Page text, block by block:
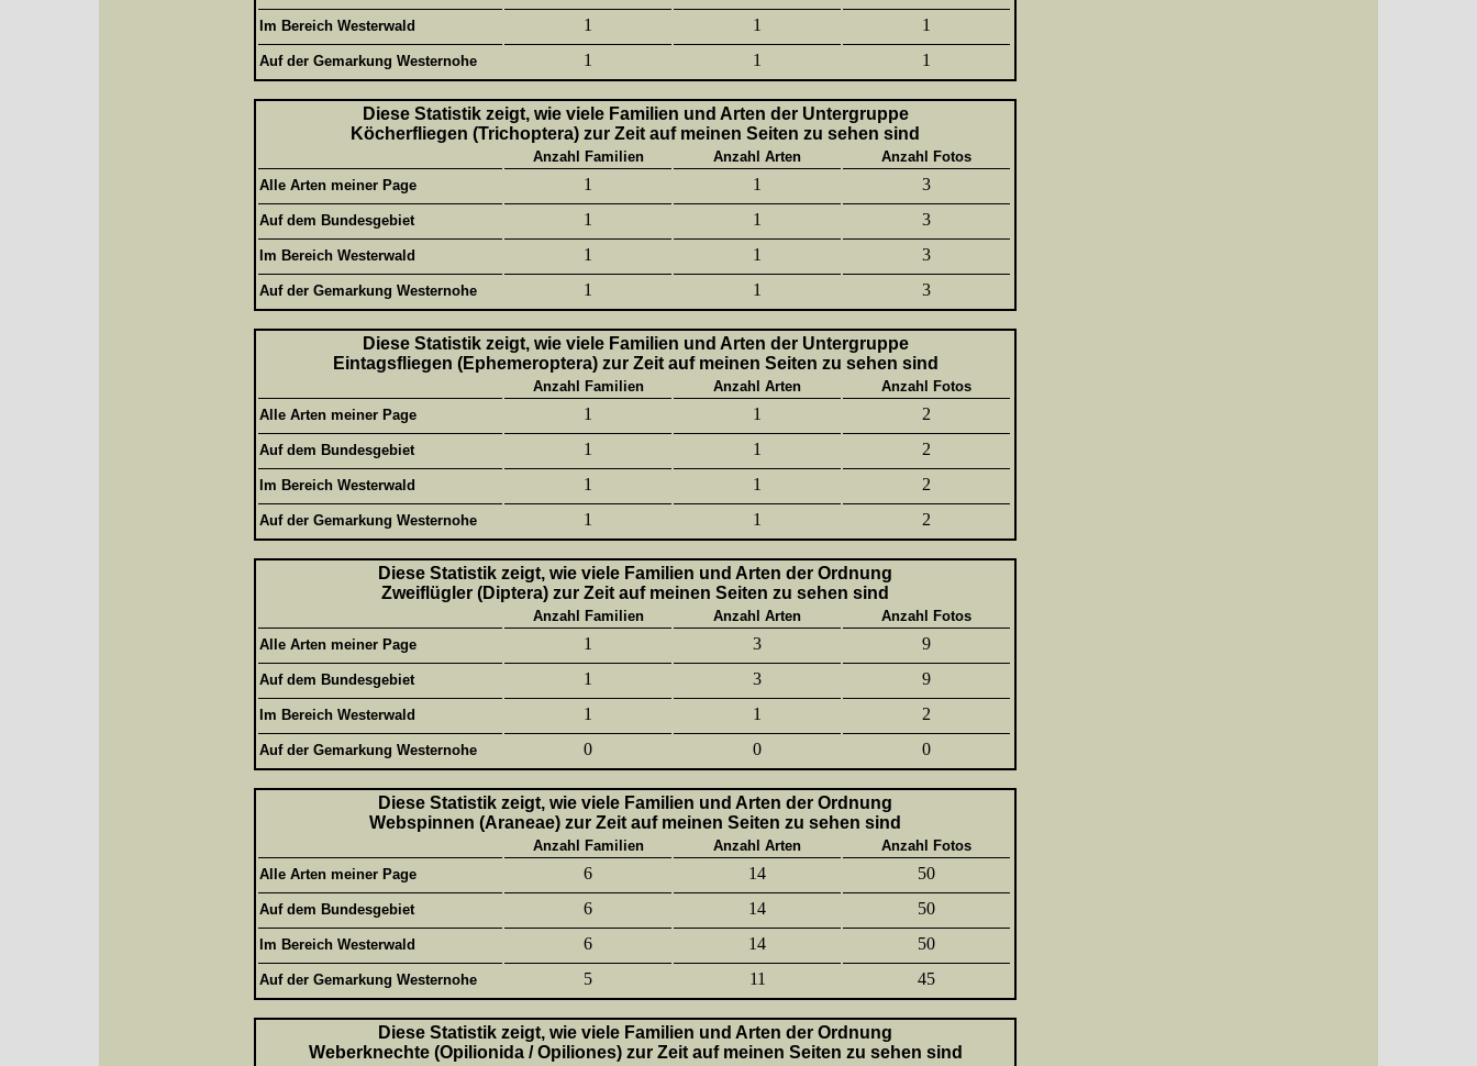
Im Bereich Westerwald 1 1 1
Auf der Gemarkung Westernohe 1 1 1
Diese Statistik zeigt, wie viele Familien und Arten der Untergruppe
Köcherfliegen (Trichoptera) zur Zeit auf meinen Seiten zu sehen sind
Anzahl Familien Anzahl Arten
Anzahl Fotos
Alle Arten meiner Page
1 1 3
Auf dem Bundesgebiet 1 1 3
Im Bereich Westerwald 1 1 3
Auf der Gemarkung Westernohe 1 1 3
Diese Statistik zeigt, wie viele Familien und Arten der Untergruppe
Eintagsfliegen (Ephemeroptera) zur Zeit auf meinen Seiten zu sehen sind
Anzahl Familien Anzahl Arten
Anzahl Fotos
Alle Arten meiner Page
1 1 2
Auf dem Bundesgebiet 1 1 2
Im Bereich Westerwald 1 1 2
Auf der Gemarkung Westernohe 1 1 2
Diese Statistik zeigt, wie viele Familien und Arten der Ordnung
Zweiflügler (Diptera) zur Zeit auf meinen Seiten zu sehen sind
Anzahl Familien Anzahl Arten
Anzahl Fotos
Alle Arten meiner Page
1 3 9
Auf dem Bundesgebiet 1 3 9
Im Bereich Westerwald 1 1 2
Auf der Gemarkung Westernohe 0 0 0
Diese Statistik zeigt, wie viele Familien und Arten der Ordnung
Webspinnen (Araneae) zur Zeit auf meinen Seiten zu sehen sind
Anzahl Familien Anzahl Arten
Anzahl Fotos
Alle Arten meiner Page
6 14 50
Auf dem Bundesgebiet 6 14 50
Im Bereich Westerwald 6 14 50
Auf der Gemarkung Westernohe 5 11 45
Diese Statistik zeigt, wie viele Familien und Arten der Ordnung
Weberknechte (Opilionida / Opiliones) zur Zeit auf meinen Seiten zu sehen sind